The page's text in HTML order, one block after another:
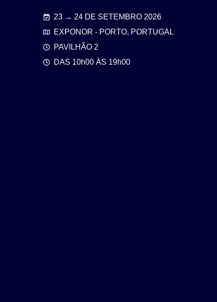
23 → 24 DE SETEMBRO 2026
EXPONOR - PORTO, PORTUGAL
PAVILHÃO 2
DAS 10h00 ÀS 19h00